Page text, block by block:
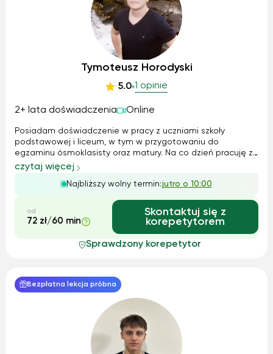
Tymoteusz Horodyski
5.0 1 opinie
2+ lata doświadczenia Online
Posiadam doświadczenie w pracy z uczniami szkoły
podstawowej i liceum, w tym w przygotowaniu do
egzaminu ósmoklasisty oraz matury. Na co dzień pracuję z
osobami o różnym poziomie zaawansowania, zarówno z
tymi, które chcą nadrobić zaległości, jak i z uczniami
dążącymi do wysokich wyników. W trakci...
czytaj więcej
Najbliższy wolny termin:jutro o 10:00
od
72 zł/60 min
Skontaktuj się z
korepetytorem
Sprawdzony korepetytor
Bezpłatna lekcja próbna